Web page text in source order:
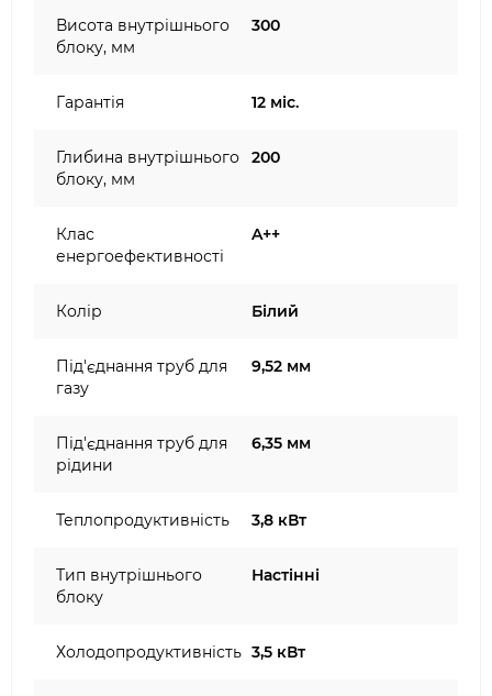
Висота внутрішнього
блоку, мм
300
Гарантія 12 міс.
Глибина внутрішнього
блоку, мм
200
Клас
енергоефективності
A++
Колір Білий
Під'єднання труб для
газу
9,52 мм
Під'єднання труб для
рідини
6,35 мм
Теплопродуктивність 3,8 кВт
Тип внутрішнього
блоку
Настінні
Холодопродуктивність 3,5 кВт